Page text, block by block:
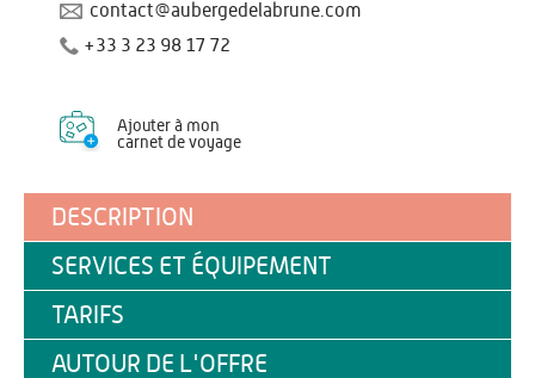
contact@aubergedelabrune.com
+33 3 23 98 17 72
Ajouter à mon
carnet de voyage
DESCRIPTION
SERVICES ET ÉQUIPEMENT
TARIFS
AUTOUR DE L'OFFRE